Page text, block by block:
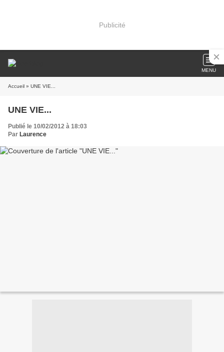
Publicité
MENU
Accueil » UNE VIE...
UNE VIE...
Publié le 10/02/2012 à 18:03
Par Laurence